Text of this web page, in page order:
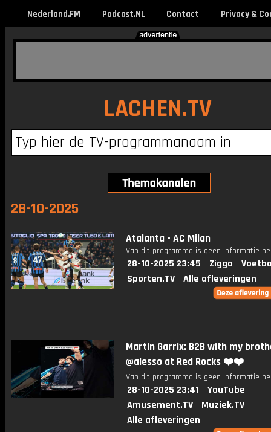
Nederland.FM Podcast.NL Contact Privacy &
LACHEN.TV
28-10-2025
Atalanta - AC Milan
Van dit programma is geen informatie
28-10-2025 23:45 Ziggo
Sporten.TV
Alle afleveringen
Martin Garrix: B2B with my
@alesso at Red Rocks ❤️❤️
Van dit programma is geen informatie
28-10-2025 23:41
YouTube
Amusement.TV
Muziek.TV
Alle afleveringen